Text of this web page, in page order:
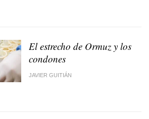
El estrecho de Ormuz y los
condones
JAVIER GUITIÁN